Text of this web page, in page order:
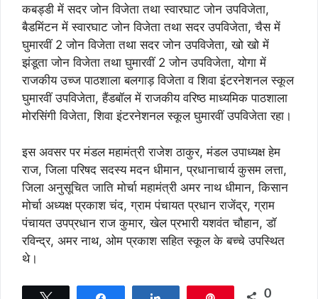
कबड्डी में सदर जोन विजेता तथा स्वारघाट जोन उपविजेता,
बैडमिंटन में स्वारघाट जोन विजेता तथा सदर उपविजेता, चैस में
घुमारवीं 2 जोन विजेता तथा सदर जोन उपविजेता, खो खो में
झंडूता जोन विजेता तथा घुमारवीं 2 जोन उपविजेता, योगा में
राजकीय उच्ज पाठशाला बलगाड़ विजेता व शिवा इंटरनेशनल स्कूल
घुमारवीं उपविजेता, हैंडबॉल में राजकीय वरिष्ठ माध्यमिक पाठशाला
मोरसिंगी विजेता, शिवा इंटरनेशनल स्कूल घुमारवीं उपविजेता रहा।
इस अवसर पर मंडल महामंत्री राजेश ठाकुर, मंडल उपाध्यक्ष हेम
राज, जिला परिषद सदस्य मदन धीमान, प्रधानाचार्य कुसम लत्ता,
जिला अनुसूचित जाति मोर्चा महामंत्री अमर नाथ धीमान, किसान
मोर्चा अध्यक्ष प्रकाश चंद, ग्राम पंचायत प्रधान राजेंद्र, ग्राम
पंचायत उपप्रधान राज कुमार, खेल प्रभारी यशवंत चौहान, डॉ
रविन्द्र, अमर नाथ, ओम प्रकाश सहित स्कूल के बच्चे उपस्थित
थे।
0